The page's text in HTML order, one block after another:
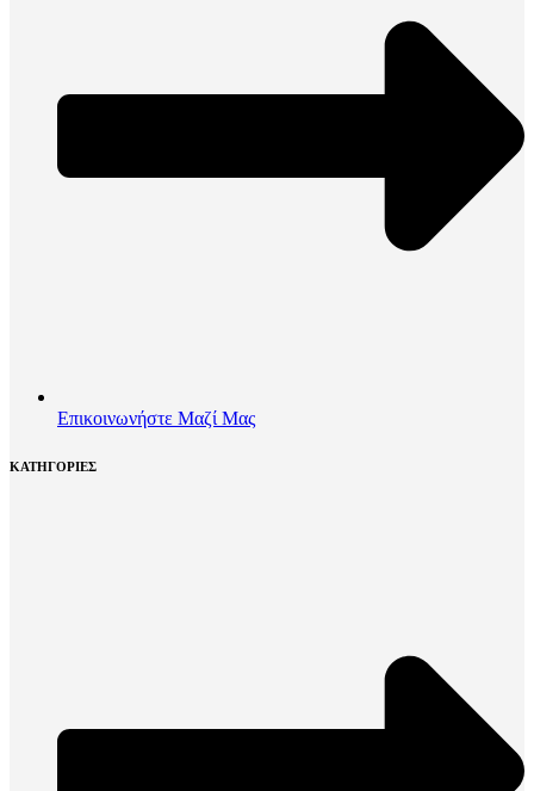
Επικοινωνήστε Μαζί Μας
ΚΑΤΗΓΟΡΙΕΣ